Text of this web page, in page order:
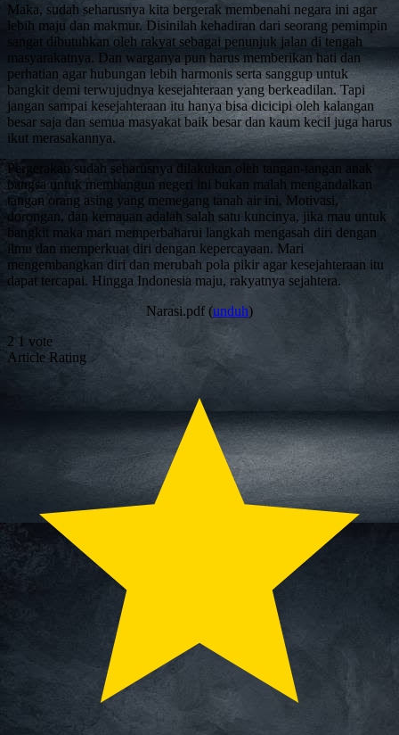
Maka, sudah seharusnya kita bergerak membenahi negara ini agar
lebih maju dan makmur. Disinilah kehadiran dari seorang pemimpin
sangat dibutuhkan oleh rakyat sebagai penunjuk jalan di tengah
masyarakatnya. Dan warganya pun harus memberikan hati dan
perhatian agar hubungan lebih harmonis serta sanggup untuk
bangkit demi terwujudnya kesejahteraan yang berkeadilan. Tapi
jangan sampai kesejahteraan itu hanya bisa dicicipi oleh kalangan
besar saja dan semua masyakat baik besar dan kaum kecil juga harus
ikut merasakannya.
Pergerakan sudah seharusnya dilakukan oleh tangan-tangan anak
bangsa untuk membangun negeri ini bukan malah mengandalkan
tangan orang asing yang memegang tanah air ini. Motivasi,
dorongan, dan kemauan adalah salah satu kuncinya, jika mau untuk
bangkit maka mari memperbaharui langkah mengasah diri dengan
ilmu dan memperkuat diri dengan kepercayaan. Mari
mengembangkan diri dan merubah pola pikir agar kesejahteraan itu
dapat tercapai. Hingga Indonesia maju, rakyatnya sejahtera.
Narasi.pdf (unduh)
2 1 vote
Article Rating